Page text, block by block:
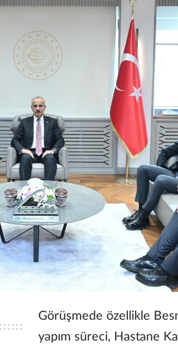
Görüşmede özellikle
yapım süreci, Hastane